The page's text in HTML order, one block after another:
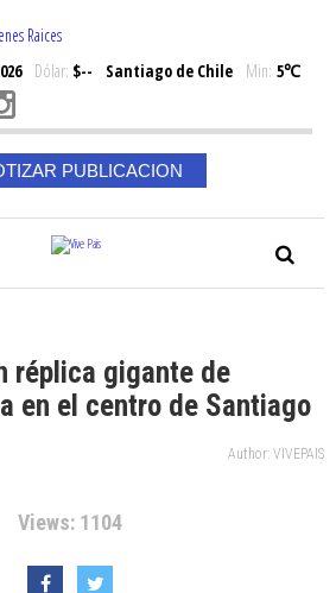
Raices
Dólar: $-- Santiago de Chile Min: 5℃
PUBLICACION
réplica gigante de
en el centro de Santiago
Author: VIVEPAIS
Views: 1104